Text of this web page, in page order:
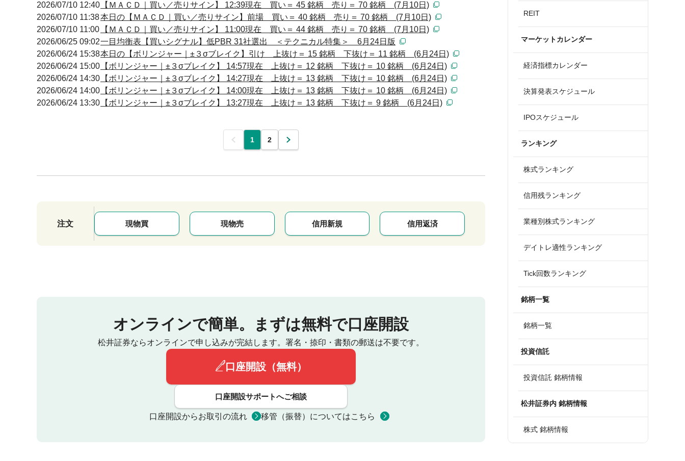
2026/07/10 12:40 【ＭＡＣＤ｜買い／売りサイン】 12:39現在 買い＝ 45 銘柄 売り＝ 70 銘柄 (7月10日)
2026/07/10 11:38本日の【ＭＡＣＤ｜買い／売りサイン】前場 買い＝ 40 銘柄 売り＝ 70 銘柄 (7月10日)
2026/07/10 11:00
【ＭＡＣＤ｜買い／売りサイン】 11:00現在 買い＝ 44 銘柄 売り＝ 70 銘柄 (7月10日)
2026/06/25 09:02一目均衡表【買いシグナル】低PBR 31社選出 ＜テクニカル特集＞ 6月24日版
2026/06/24 15:38本日の【ボリンジャー｜±３σブレイク】引け 上抜け＝ 15 銘柄 下抜け＝ 11 銘柄 (6月24日)
2026/06/24 15:00 【ボリンジャー｜±３σブレイク】 14:57現在 上抜け＝ 12 銘柄 下抜け＝ 10 銘柄 (6月24日)
2026/06/24 14:30 【ボリンジャー｜±３σブレイク】 14:27現在 上抜け＝ 13 銘柄 下抜け＝ 10 銘柄 (6月24日)
2026/06/24 14:00 【ボリンジャー｜±３σブレイク】 14:00現在 上抜け＝ 13 銘柄 下抜け＝ 10 銘柄 (6月24日)
2026/06/24 13:30 【ボリンジャー｜±３σブレイク】 13:27現在 上抜け＝ 13 銘柄 下抜け＝ 9 銘柄 (6月24日)
前 1 2 次
注文 現物買 現物売 信用新規 信用返済
オンラインで簡単。 まずは無料で口座開設
松井証券ならオンラインで申し込みが完結します。 署名・捺印・書類の郵送は不要です。
口座開設（無料）
口座開設サポートへご相談
口座開設からお取引の流れ 移管（振替）についてはこちら
REIT
マーケットカレンダー
経済指標カレンダー
決算発表スケジュール
IPOスケジュール
ランキング
株式ランキング
信用残ランキング
業種別株式ランキング
デイトレ適性ランキング
Tick回数ランキング
銘柄一覧
銘柄一覧
投資信託
投資信託 銘柄情報
松井証券内 銘柄情報
株式 銘柄情報